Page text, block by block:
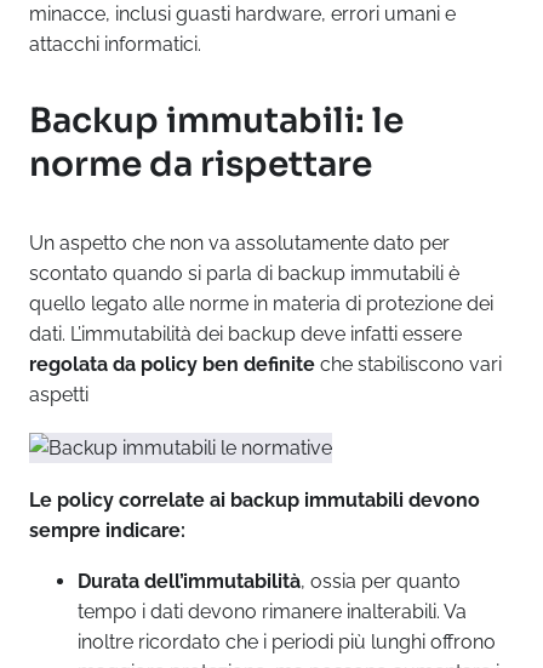
minacce, inclusi guasti hardware, errori umani e
attacchi informatici.
Backup immutabili: le
norme da rispettare
Un aspetto che non va assolutamente dato per
scontato quando si parla di backup immutabili è
quello legato alle norme in materia di protezione dei
dati. L’immutabilità dei backup deve infatti essere
regolata da policy ben definite che stabiliscono vari
aspetti
Le policy correlate ai backup immutabili devono
sempre indicare:
Durata dell’immutabilità, ossia per quanto
tempo i dati devono rimanere inalterabili. Va
inoltre ricordato che i periodi più lunghi offrono